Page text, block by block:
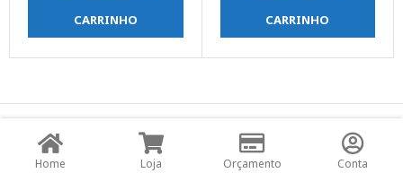
CARRINHO CARRINHO
© Copyright JPrime Ferramentas - Todos os Direitos
Reservados - Desenvolvido por UNO Studio Digital.
Home Loja Orçamento Conta